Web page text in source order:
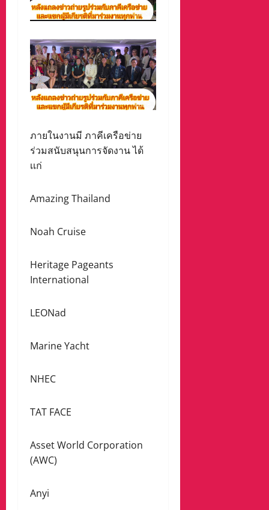
ภายในงานมี ภาคีเครือข่าย
ร่วมสนับสนุนการจัดงาน ได้
เเก่
Amazing Thailand
Noah Cruise
Heritage Pageants
International
LEONad
Marine Yacht
NHEC
TAT FACE
Asset World Corporation
(AWC)
Anyi